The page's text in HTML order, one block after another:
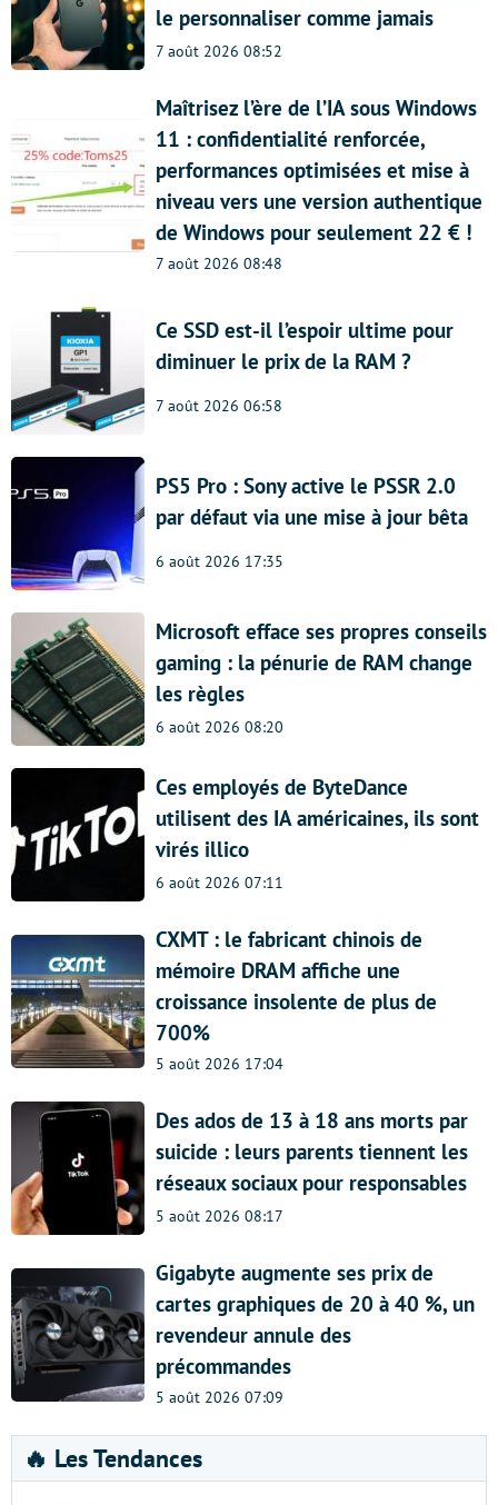
le personnaliser comme jamais
7 août 2026 08:52
Maîtrisez l’ère de l’IA sous Windows
11 : confidentialité renforcée,
performances optimisées et mise à
niveau vers une version authentique
de Windows pour seulement 22 € !
7 août 2026 08:48
Ce SSD est-il l’espoir ultime pour
diminuer le prix de la RAM ?
7 août 2026 06:58
PS5 Pro : Sony active le PSSR 2.0
par défaut via une mise à jour bêta
6 août 2026 17:35
Microsoft efface ses propres conseils
gaming : la pénurie de RAM change
les règles
6 août 2026 08:20
Ces employés de ByteDance
utilisent des IA américaines, ils sont
virés illico
6 août 2026 07:11
CXMT : le fabricant chinois de
mémoire DRAM affiche une
croissance insolente de plus de
700%
5 août 2026 17:04
Des ados de 13 à 18 ans morts par
suicide : leurs parents tiennent les
réseaux sociaux pour responsables
5 août 2026 08:17
Gigabyte augmente ses prix de
cartes graphiques de 20 à 40 %, un
revendeur annule des
précommandes
5 août 2026 07:09
🔥 Les Tendances